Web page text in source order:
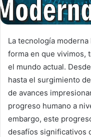
La tecnología
forma en que vivimos,
el mundo actual.
hasta el surgimiento
de avances
progreso humano a
embargo, este
desafíos significativos